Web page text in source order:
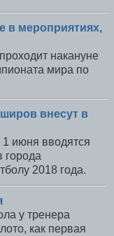
в мероприятиях,
накануне
мира по
внесут в
1 июня вводятся
города
2018 года.
у тренера
как первая